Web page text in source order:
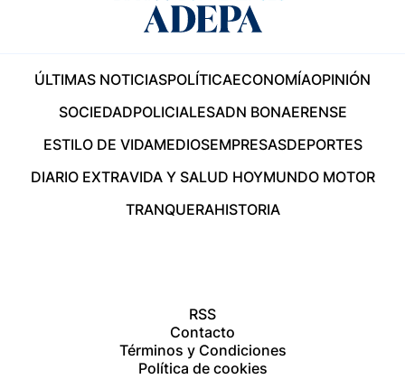
ÚLTIMAS NOTICIASPOLÍTICAECONOMÍAOPINIÓN
SOCIEDADPOLICIALESADN BONAERENSE
ESTILO DE VIDAMEDIOSEMPRESASDEPORTES
DIARIO EXTRAVIDA Y SALUD HOYMUNDO MOTOR
TRANQUERAHISTORIA
RSS
Contacto
Términos y Condiciones
Política de cookies